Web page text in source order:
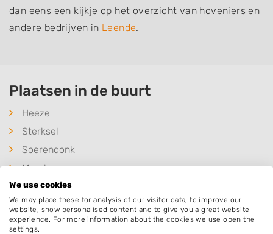
dan eens een kijkje op het overzicht van hoveniers en
andere bedrijven in Leende.
Plaatsen in de buurt
Heeze
Sterksel
Soerendonk
Maarheeze
Valkenswaard
Gastel
Geldrop
We use cookies
We may place these for analysis of our visitor data, to improve our
website, show personalised content and to give you a great website
experience. For more information about the cookies we use open the
settings.